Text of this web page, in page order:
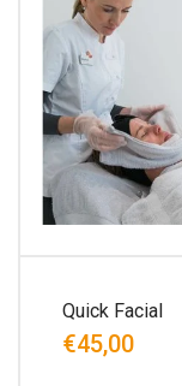
Quick Facial
€45,00